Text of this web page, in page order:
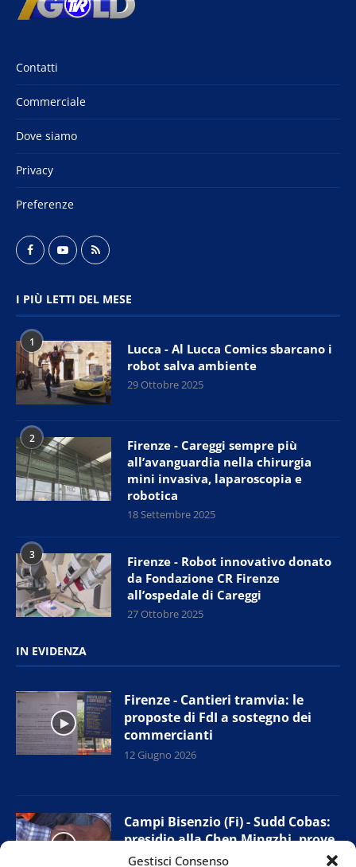
Gestisci Consenso
Contatti
Commerciale
Dove siamo
Privacy
Preferenze
I PIÙ LETTI DEL MESE
1
Lucca - Al Lucca Comics sbarcano i
robot salva ambiente
29 Ottobre 2025
2
Firenze - Careggi sempre più
all’avanguardia nella chirurgia
mini invasiva, laparoscopia e
robotica
18 Settembre 2025
3
Firenze - Robot innovativo donato
da Fondazione CR Firenze
all’ospedale di Careggi
27 Ottobre 2025
IN EVIDENZA
Firenze - Cantieri tramvia: le
proposte di FdI a sostegno dei
commercianti
12 Giugno 2026
Campi Bisenzio (Fi) - Sudd Cobas:
presidio alla Chen Mingzhi, prove
di accordo con l’azienda